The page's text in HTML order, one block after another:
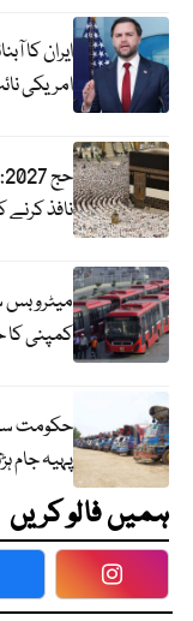
ایران کا
امریکی
نافذ
کمپنی
حکومت سے
پہیہ جام
ہمیں فالو کریں